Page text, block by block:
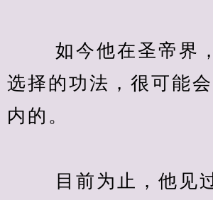
如今他在圣帝界，
选择的功法，很可能
内的。
目前为止，他见过